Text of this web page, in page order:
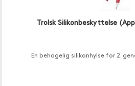
Trolsk Silikonbeskyttelse
En behagelig silikonhylse for 2.